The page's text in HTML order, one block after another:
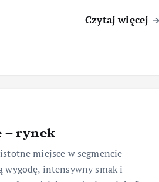
Czytaj więcej
– rynek
miejsce w segmencie
wygodę, intensywny smak i